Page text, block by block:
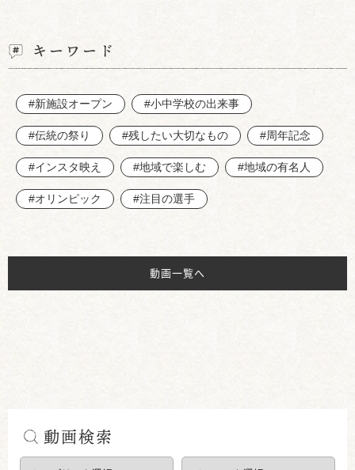
キーワード
#新施設オープン #小中学校の出来事
#伝統の祭り #残したい大切なもの #周年記念
#インスタ映え #地域で楽しむ #地域の有名人
#オリンピック #注目の選手
動画一覧へ
動画検索